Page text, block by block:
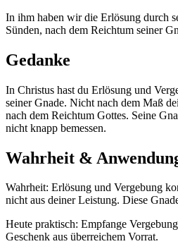
In ihm haben wir die Erlösung durch
Sünden, nach dem Reichtum seiner
Gedanke
In Christus hast du Erlösung und
seiner Gnade. Nicht nach dem Maß
nach dem Reichtum Gottes. Seine
nicht knapp bemessen.
Wahrheit &
Wahrheit: Erlösung und Vergebung
nicht aus deiner Leistung. Diese
Heute praktisch: Empfange
Geschenk aus überreichem Vorrat.